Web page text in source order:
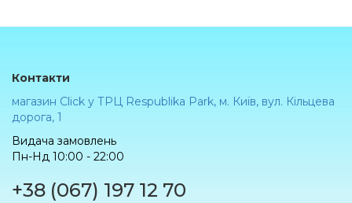
Контакти
магазин Click у ТРЦ Respublika Park, м. Київ, вул. Кільцева
дорога, 1
Видача замовлень
Пн-Нд 10:00 - 22:00
+38 (067) 197 12 70